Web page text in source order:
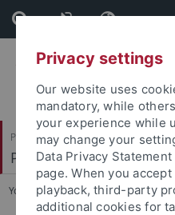
Skip
to
content
Skip
to
footer
Philosophische Fakultät
Philologisches Seminar
You are here: Startseite ...
Privacy settings
Our website uses
mandatory, while
your experience while
may change your
Data Privacy
page. When you
playback, third-party
additional cookies for